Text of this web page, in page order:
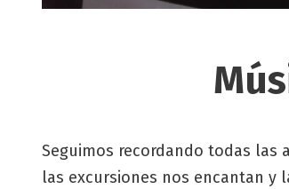
Seguimos recordando todas las
las excursiones nos encantan y